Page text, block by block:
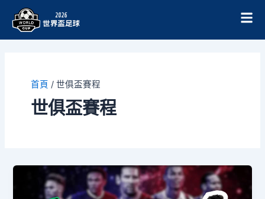
首頁 / 世俱盃賽程
世俱盃賽程